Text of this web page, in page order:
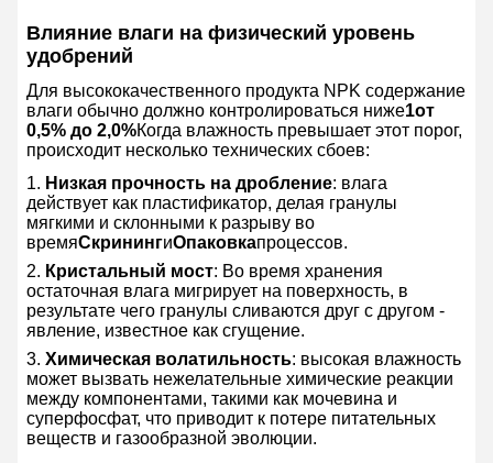
Влияние влаги на физический уровень
удобрений
Для высококачественного продукта NPK содержание
влаги обычно должно контролироваться ниже1от
0,5% до 2,0%Когда влажность превышает этот порог,
происходит несколько технических сбоев:
Низкая прочность на дробление: влага
действует как пластификатор, делая гранулы
мягкими и склонными к разрыву во
времяСкринингиОпаковкапроцессов.
Кристальный мост: Во время хранения
остаточная влага мигрирует на поверхность, в
результате чего гранулы сливаются друг с другом -
явление, известное как сгущение.
Химическая волатильность: высокая влажность
может вызвать нежелательные химические реакции
между компонентами, такими как мочевина и
суперфосфат, что приводит к потере питательных
веществ и газообразной эволюции.